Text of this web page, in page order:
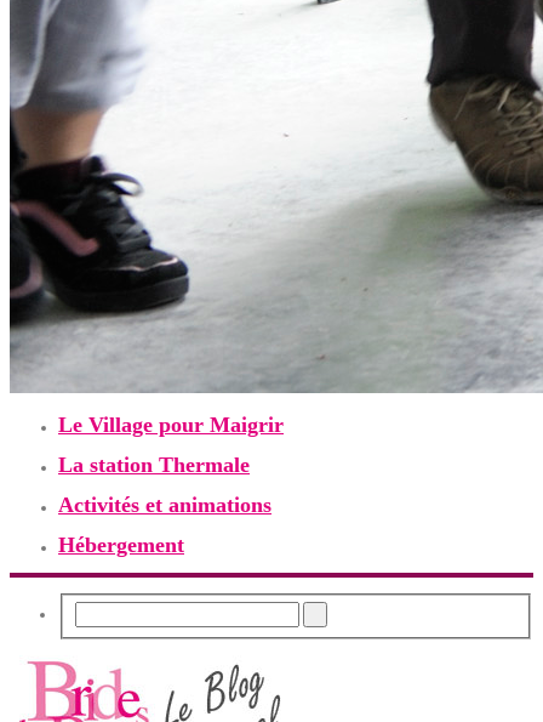
Le Village pour Maigrir
La station Thermale
Activités et animations
Hébergement